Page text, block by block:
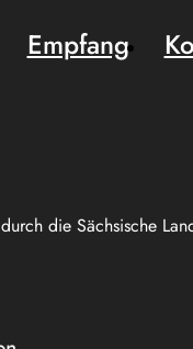
die Sächsische
Empfang